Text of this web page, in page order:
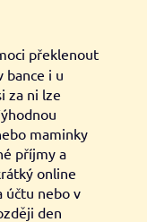
překlenout
bance i u
za ni lze
maminky
příjmy a
online
účtu nebo v
den